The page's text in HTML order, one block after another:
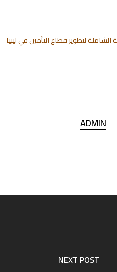
الشاملة لتطوير قطاع التأمين في ليبيا
ADMIN
NEXT POST